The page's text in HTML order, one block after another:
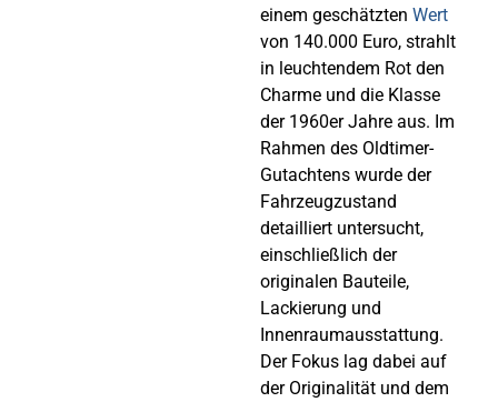
einem geschätzten Wert
von 140.000 Euro, strahlt
in leuchtendem Rot den
Charme und die Klasse
der 1960er Jahre aus. Im
Rahmen des Oldtimer-
Gutachtens wurde der
Fahrzeugzustand
detailliert untersucht,
einschließlich der
originalen Bauteile,
Lackierung und
Innenraumausstattung.
Der Fokus lag dabei auf
der Originalität und dem